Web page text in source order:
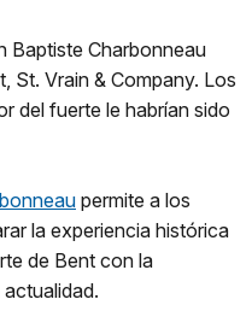
Baptiste Charbonneau
St. Vrain & Company. Los
del fuerte le habrían sido
permite a los
la experiencia histórica
de Bent con la